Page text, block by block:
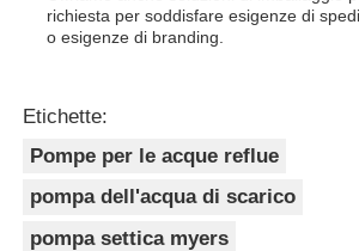
richiesta per soddisfare esigenze di
o esigenze di branding.
Etichette:
Pompe per le acque reflue
pompa dell'acqua di scarico
pompa settica myers